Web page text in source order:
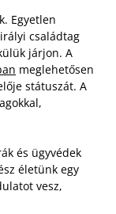
Egyetlen
családtag
járjon. A
meglehetősen
státuszát. A
és ügyvédek
életünk egy
vesz,